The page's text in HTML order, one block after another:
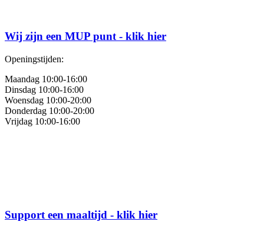
Wij zijn een MUP punt - klik hier
Openingstijden:
Maandag 10:00-16:00
Dinsdag 10:00-16:00
Woensdag 10:00-20:00
Donderdag 10:00-20:00
Vrijdag 10:00-16:00
Support een maaltijd - klik hier